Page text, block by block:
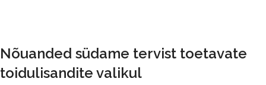
Nõuanded südame tervist toetavate
toidulisandite valikul